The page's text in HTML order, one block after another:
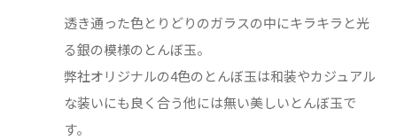
透き通った色とりどりのガラスの中にキラキラと光
る銀の模様のとんぼ玉。
弊社オリジナルの4色のとんぼ玉は和装やカジュアル
な装いにも良く合う他には無い美しいとんぼ玉で
す。